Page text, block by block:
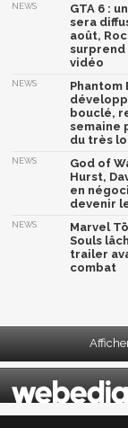
NEWS
GTA 6 :
sera
août,
surprend
vidéo
NEWS
Phantom
bouclé,
semaine
du très
NEWS
God of
Hurst,
en
devenir
NEWS
Marvel
Souls
trailer
combat